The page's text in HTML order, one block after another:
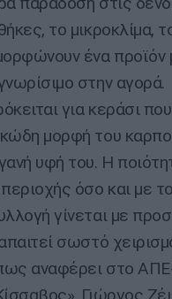
το μικροκλίμα,
ένα προϊόν
στην αγορά.
για κεράσι
μορφή του
υφή του. Η
όσο και με
γίνεται με
σωστό
αναφέρει στο